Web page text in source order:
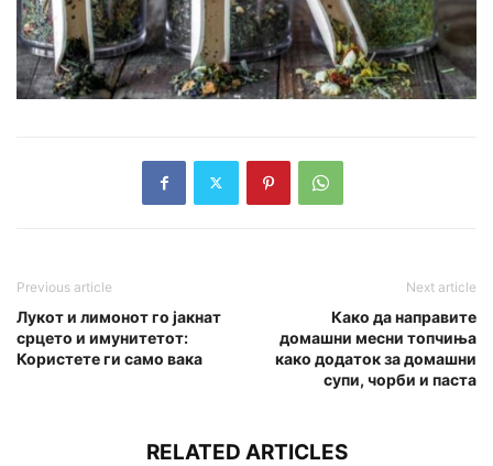
Previous article
Лукот и лимонот го јакнат
срцето и имунитетот:
Користете ги само вака
Next article
Како да направите
домашни месни топчиња
како додаток за домашни
супи, чорби и паста
RELATED ARTICLES